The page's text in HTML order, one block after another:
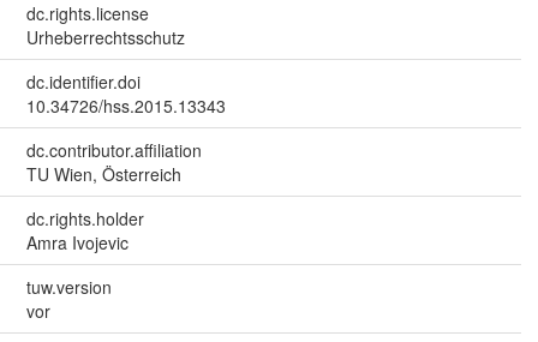
dc.rights.license
Urheberrechtsschutz
dc.identifier.doi
10.34726/hss.2015.13343
dc.contributor.affiliation
TU Wien, Österreich
dc.rights.holder
Amra Ivojevic
tuw.version
vor